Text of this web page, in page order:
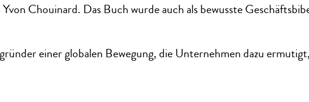
Chouinard. Das Buch wurde auch als bewusste
einer globalen Bewegung, die Unternehmen dazu